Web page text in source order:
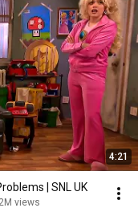
4:21
| SNL UK
views